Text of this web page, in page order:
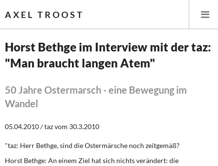
AXEL TROOST
Startseite
Themen
Steuer- und Finanzpolitik
Horst Bethge im Interview mit der taz:
"Man braucht langen Atem"
50 Jahre Ostermarsch - eine Bewegung im
Wandel
05.04.2010 / taz vom 30.3.2010
"taz: Herr Bethge, sind die Ostermärsche noch zeitgemäß?
Horst Bethge: An einem Ziel hat sich nichts verändert: die